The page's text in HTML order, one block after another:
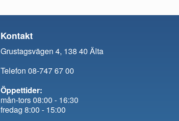
Kontakt
Grustagsvägen 4, 138 40 Älta
Telefon 08-747 67 00
Öppettider:
mån-tors 08:00 - 16:30
fredag 8:00 - 15:00